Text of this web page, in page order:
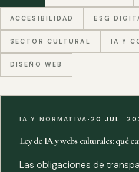
ACCESIBILIDAD ESG
SECTOR CULTURAL IA Y
DISEÑO WEB
IA Y NORMATIVA · 20 JUL.
Ley de IA y webs culturales: qué
Las obligaciones de